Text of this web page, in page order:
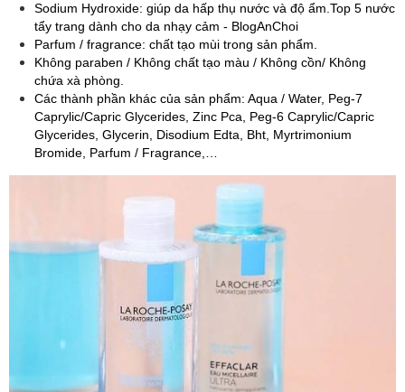
Sodium Hydroxide: giúp da hấp thụ nước và độ ẩm.Top 5 nước
tẩy trang dành cho da nhạy cảm - BlogAnChoi
Parfum / fragrance: chất tạo mùi trong sản phẩm.
Không paraben / Không chất tạo màu / Không cồn/ Không
chứa xà phòng.
Các thành phần khác của sản phẩm: Aqua / Water, Peg-7
Caprylic/Capric Glycerides, Zinc Pca, Peg-6 Caprylic/Capric
Glycerides, Glycerin, Disodium Edta, Bht, Myrtrimonium
Bromide, Parfum / Fragrance,…